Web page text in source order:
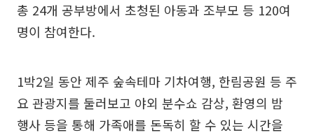
총 24개 공부방에서 초청된 아동과 조부모 등 120여
명이 참여한다.
1박2일 동안 제주 숲속테마 기차여행, 한림공원 등 주
요 관광지를 둘러보고 야외 분수쇼 감상, 환영의 밤
행사 등을 통해 가족애를 돈독히 할 수 있는 시간을